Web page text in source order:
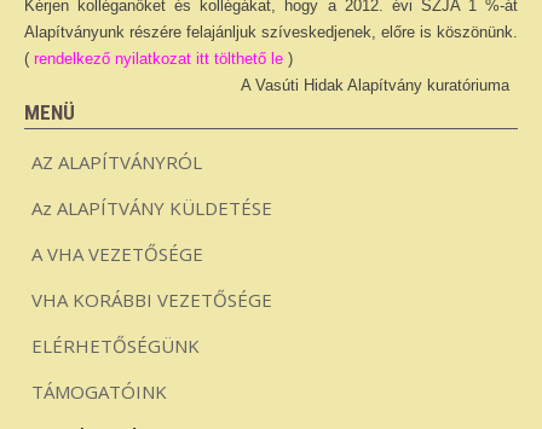
Kérjen kolléganőket és kollégákat, hogy a 2012. évi SZJA 1 %-át
Alapítványunk részére felajánljuk szíveskedjenek, előre is köszönünk.
( rendelkező nyilatkozat itt tölthető le )
A Vasúti Hidak Alapítvány kuratóriuma
MENÜ
AZ ALAPÍTVÁNYRÓL
Az ALAPÍTVÁNY KÜLDETÉSE
A VHA VEZETŐSÉGE
VHA KORÁBBI VEZETŐSÉGE
ELÉRHETŐSÉGÜNK
TÁMOGATÓINK